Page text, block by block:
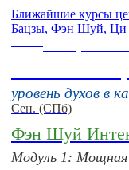
Ближайшие курсы
Бацзы, Фэн Шуй, Ци
уровень духов в
Сен. (СПб)
Фэн Шуй
Модуль 1: Мощная